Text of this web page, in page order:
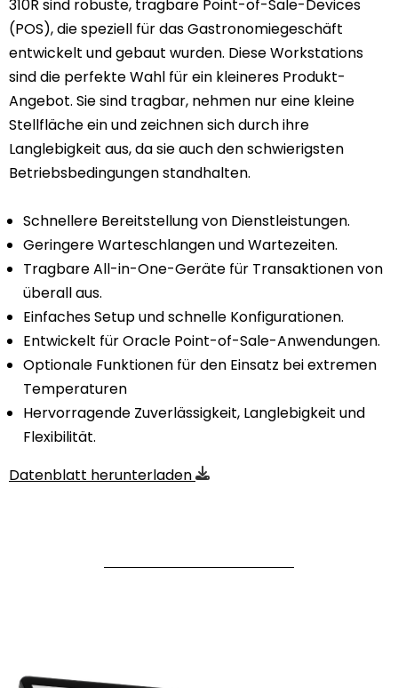
310R sind robuste, tragbare Point-of-Sale-Devices
(POS), die speziell für das Gastronomiegeschäft
entwickelt und gebaut wurden. Diese Workstations
sind die perfekte Wahl für ein kleineres Produkt-
Angebot. Sie sind tragbar, nehmen nur eine kleine
Stellfläche ein und zeichnen sich durch ihre
Langlebigkeit aus, da sie auch den schwierigsten
Betriebsbedingungen standhalten.
Schnellere Bereitstellung von Dienstleistungen.
Geringere Warteschlangen und Wartezeiten.
Tragbare All-in-One-Geräte für Transaktionen von
überall aus.
Einfaches Setup und schnelle Konfigurationen.
Entwickelt für Oracle Point-of-Sale-Anwendungen.
Optionale Funktionen für den Einsatz bei extremen
Temperaturen
Hervorragende Zuverlässigkeit, Langlebigkeit und
Flexibilität.
Datenblatt herunterladen